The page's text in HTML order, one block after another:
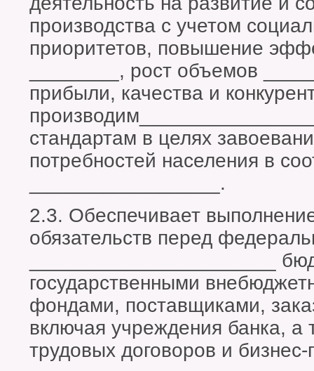
производства с учетом
приоритетов, повышение
________, рост объемов
прибыли, качества и
стандартам в целях
потребностей населения в
_________________.
2.3. Обеспечивает
обязательств перед
______________________
государственными
фондами, поставщиками,
включая учреждения банка, а
трудовых договоров и